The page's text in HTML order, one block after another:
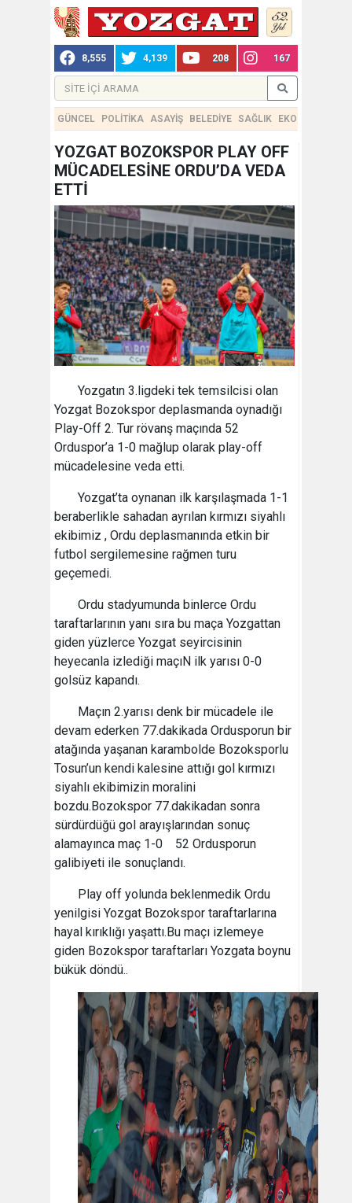
8,555 4,139 208 167
GÜNCEL POLİTİKA ASAYİŞ BELEDİYE SAĞLIK EKONOMİ
YOZGAT BOZOKSPOR PLAY OFF
MÜCADELESİNE ORDU’DA VEDA
ETTİ
Yozgatın 3.ligdeki tek temsilcisi olan
Yozgat Bozokspor deplasmanda oynadığı
Play-Off 2. Tur rövanş maçında 52
Orduspor’a 1-0 mağlup olarak play-off
mücadelesine veda etti.
Yozgat’ta oynanan ilk karşılaşmada 1-1
beraberlikle sahadan ayrılan kırmızı siyahlı
ekibimiz , Ordu deplasmanında etkin bir
futbol sergilemesine rağmen turu
geçemedi.
Ordu stadyumunda binlerce Ordu
taraftarlarının yanı sıra bu maça Yozgattan
giden yüzlerce Yozgat seyircisinin
heyecanla izlediği maçıN ilk yarısı 0-0
golsüz kapandı.
Maçın 2.yarısı denk bir mücadele ile
devam ederken 77.dakikada Ordusporun bir
atağında yaşanan karambolde Bozoksporlu
Tosun’un kendi kalesine attığı gol kırmızı
siyahlı ekibimizin moralini
bozdu.Bozokspor 77.dakikadan sonra
sürdürdüğü gol arayışlarından sonuç
alamayınca maç 1-0 52 Ordusporun
galibiyeti ile sonuçlandı.
Play off yolunda beklenmedik Ordu
yenilgisi Yozgat Bozokspor taraftarlarına
hayal kırıklığı yaşattı.Bu maçı izlemeye
giden Bozokspor taraftarları Yozgata boynu
bükük döndü..